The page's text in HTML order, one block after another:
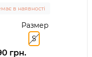
в наявності
Размер
S
грн.